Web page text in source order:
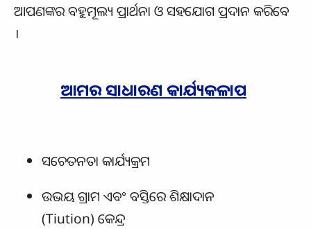
ଆପଣଙ୍କର ବହୁମୂଲ୍ୟ ପ୍ରାର୍ଥନା ଓ ସହଯୋଗ ପ୍ରଦାନ କରିବେ
।
ଆମର ସାଧାରଣ କାର୍ଯ୍ୟକଳାପ
ସଚେତନତା କାର୍ଯ୍ୟକ୍ରମ
ଉଭୟ ଗ୍ରାମ ଏବଂ ବସ୍ତିରେ ଶିକ୍ଷାଦାନ
(Tiution) କେନ୍ଦ୍ର